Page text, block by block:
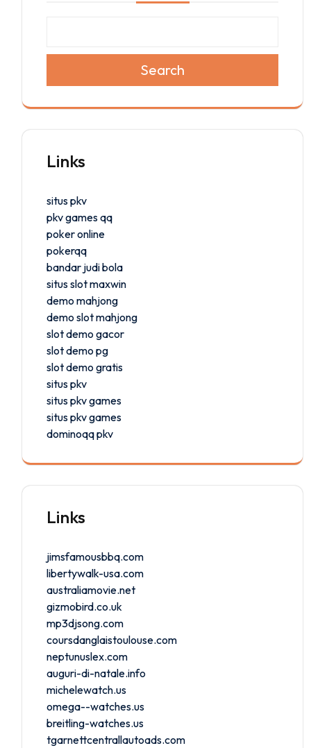
Search
Links
situs pkv
pkv games qq
poker online
pokerqq
bandar judi bola
situs slot maxwin
demo mahjong
demo slot mahjong
slot demo gacor
slot demo pg
slot demo gratis
situs pkv
situs pkv games
situs pkv games
dominoqq pkv
Links
jimsfamousbbq.com
libertywalk-usa.com
australiamovie.net
gizmobird.co.uk
mp3djsong.com
coursdanglaistoulouse.com
neptunuslex.com
auguri-di-natale.info
michelewatch.us
omega--watches.us
breitling-watches.us
tgarnettcentrallautoads.com